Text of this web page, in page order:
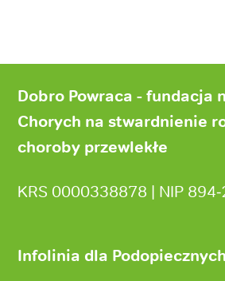
stronyDobro Powraca - fundacja
Chorych na stwardnienie
choroby przewlekłe
KRS 0000338878 | NIP
Infolinia dla Podopiecznych